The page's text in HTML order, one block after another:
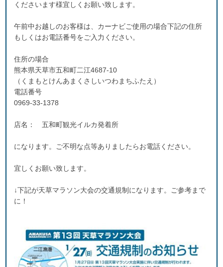
くださいます様宜しくお願い致します。
午前中お越しのお客様は、カーナビご使用の場合下記の住所
もしくはお電話番号をご入力ください。
住所の場合
熊本県天草市五和町二江4687-10
（くまもとけんあまくさしいつわまちふたえ）
電話番号
0969-33-1378
店名： 五和町観光イルカ発着所
になります。ご不明な点等ありましたらお電話ください。
宜しくお願い致します。
↓下記が天草マラソン大会の交通規制になります。ご参考まで
に！